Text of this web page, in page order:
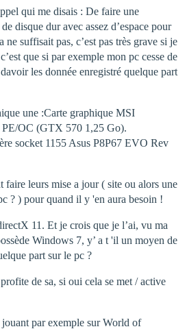
qui me disais : De faire une
disque dur avec assez d’espace pour
ne suffisait pas, c’est pas très grave si je
que si par exemple mon pc cesse de
les donnée enregistré quelque part
une :Carte graphique MSI
OC (GTX 570 1,25 Go).
socket 1155 Asus P8P67 EVO Rev
faire leurs mise a jour ( site ou alors une
? ) pour quand il y 'en aura besoin !
11. Et je crois que je l’ai, vu ma
Windows 7, y’ a t 'il un moyen de
part sur le pc ?
de sa, si oui cela se met / active
par exemple sur World of